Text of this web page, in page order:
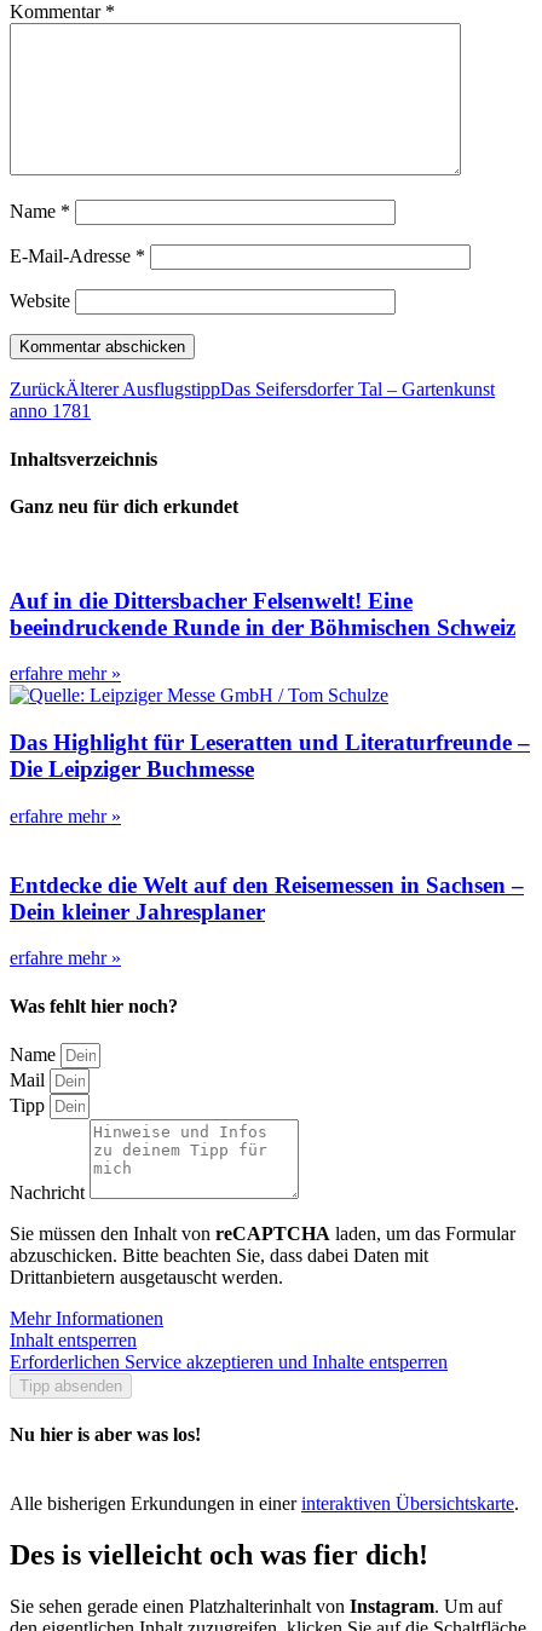
Kommentar *
Name *
E-Mail-Adresse *
Website
ZurückÄlterer AusflugstippDas Seifersdorfer Tal – Gartenkunst
anno 1781
Inhaltsverzeichnis
Ganz neu für dich erkundet
Auf in die Dittersbacher Felsenwelt! Eine
beeindruckende Runde in der Böhmischen Schweiz
erfahre mehr »
Das Highlight für Leseratten und Literaturfreunde –
Die Leipziger Buchmesse
erfahre mehr »
Entdecke die Welt auf den Reisemessen in Sachsen –
Dein kleiner Jahresplaner
erfahre mehr »
Was fehlt hier noch?
Name
Mail
Tipp
Nachricht
Sie müssen den Inhalt von reCAPTCHA laden, um das Formular
abzuschicken. Bitte beachten Sie, dass dabei Daten mit
Drittanbietern ausgetauscht werden.
Mehr Informationen
Inhalt entsperren
Erforderlichen Service akzeptieren und Inhalte entsperren
Tipp absenden
Nu hier is aber was los!
Alle bisherigen Erkundungen in einerinteraktiven Übersichtskarte.
Des is vielleicht och was fier dich!
Sie sehen gerade einen Platzhalterinhalt von Instagram. Um auf